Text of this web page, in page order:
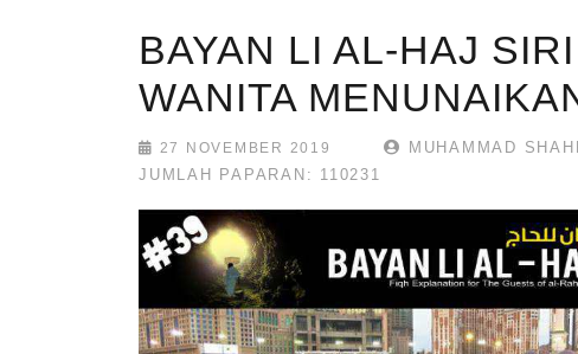
BAYAN LI AL-HAJ
WANITA
27 NOVEMBER 2019
MUHAMMAD
JUMLAH PAPARAN: 110231